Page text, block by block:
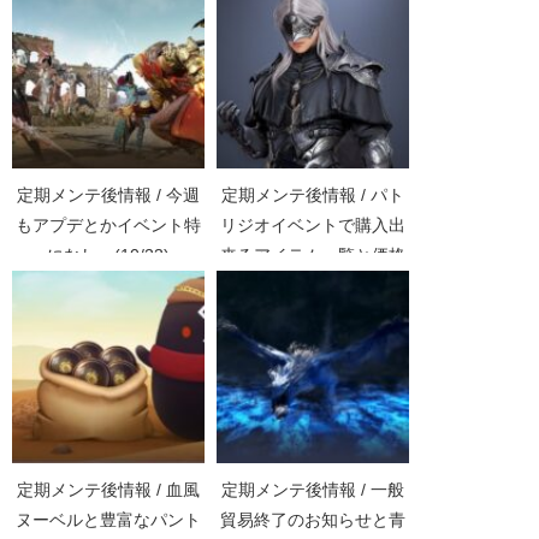
定期メンテ後情報 / 今週
もアプデとかイベント特
になしー(10/23)
定期メンテ後情報 / パト
リジオイベントで購入出
来るアイテム一覧と価格
定期メンテ後情報 / 血風
ヌーベルと豊富なパント
定期メンテ後情報 / 一般
貿易終了のお知らせと青